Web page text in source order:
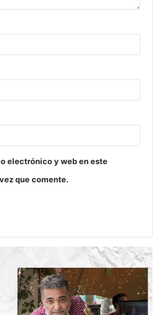
electrónico y web en este
que comente.